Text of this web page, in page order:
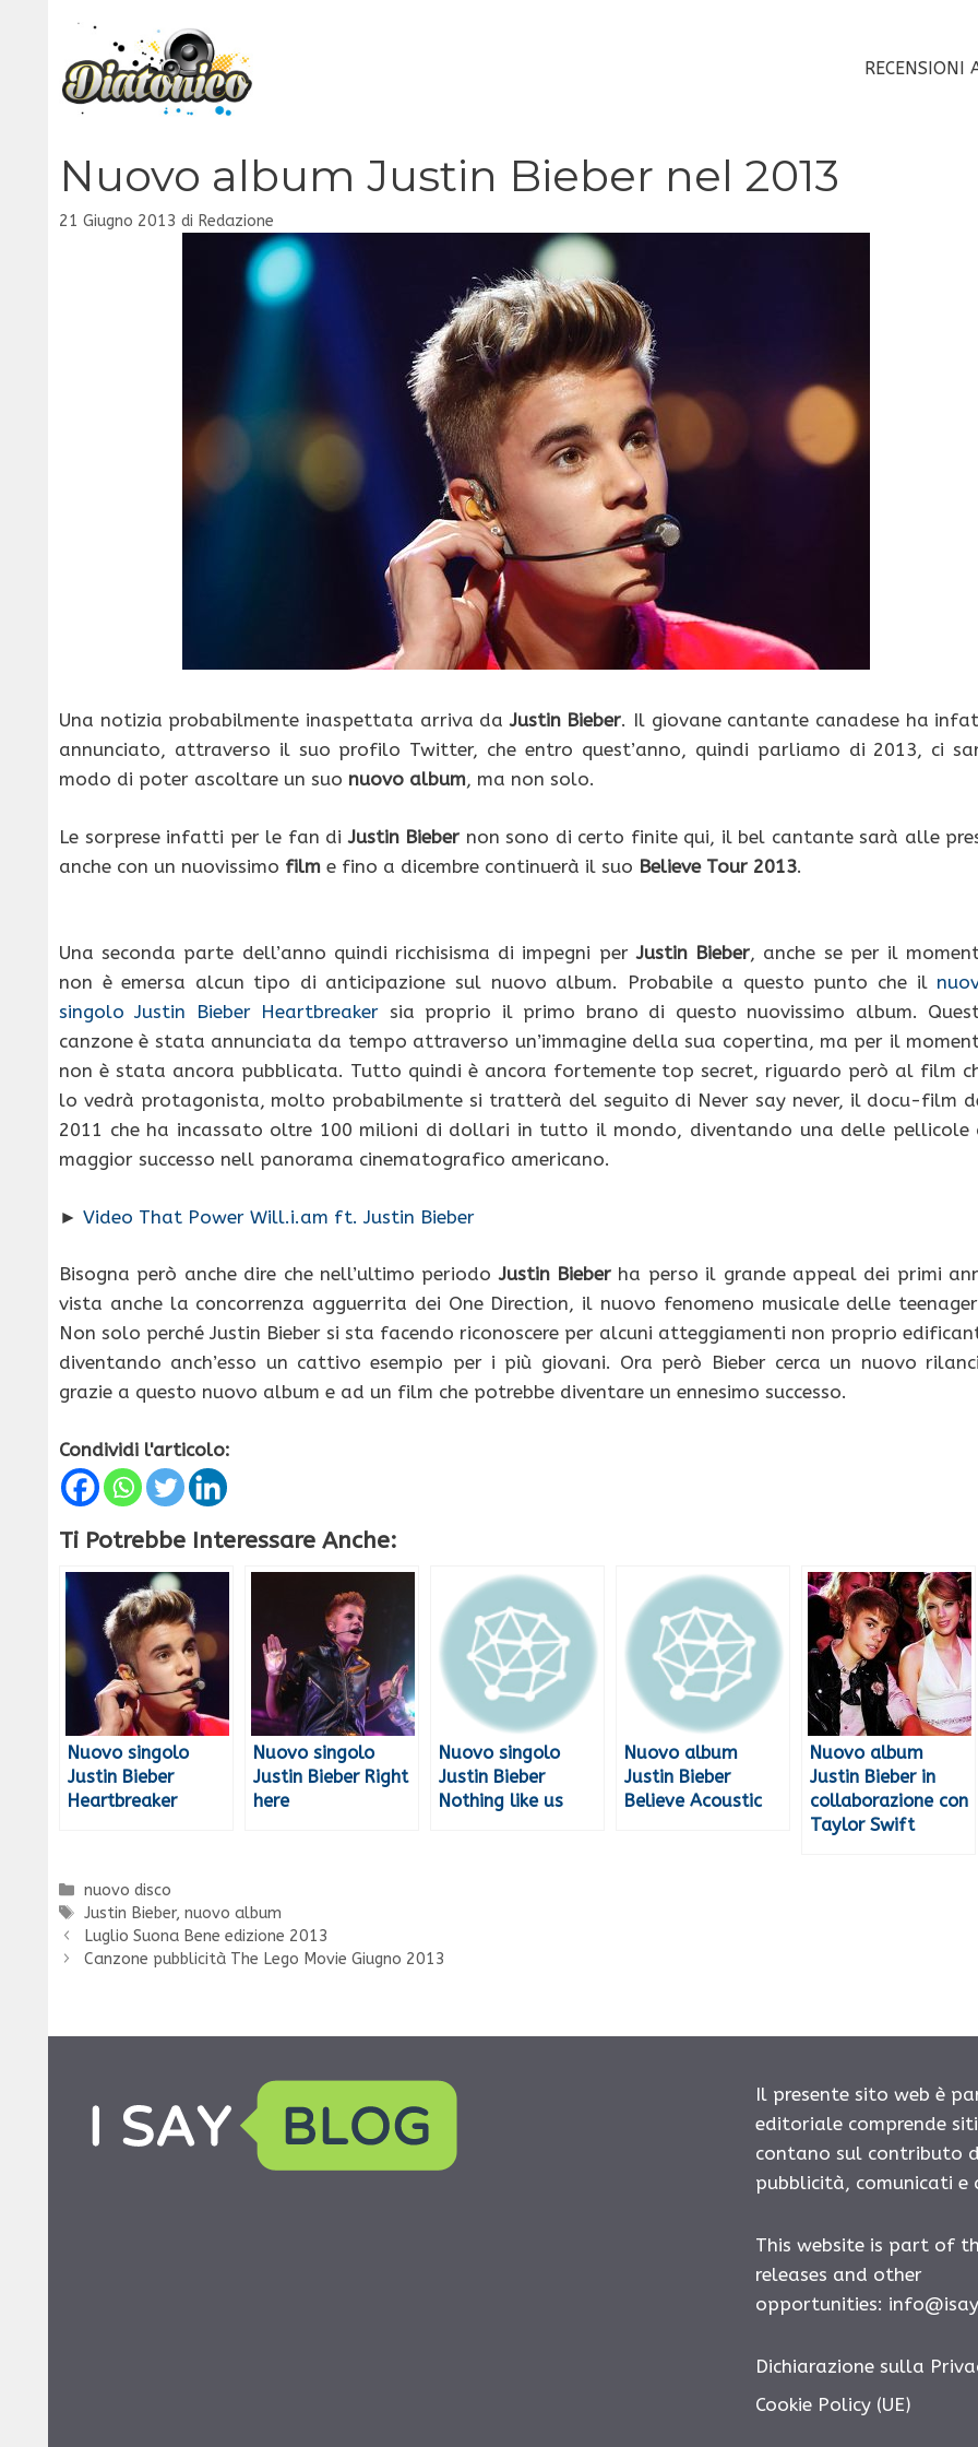
contenuto
RECENSIONI
Nuovo album Justin Bieber nel 2013
21 Giugno 2013 di Redazione
Una notizia probabilmente inaspettata arriva daJustin Bieber. Il giovane cantante canadese ha
annunciato, attraverso il suo profilo Twitter, che entro quest’anno, quindi parliamo di 2013, ci
modo di poter ascoltare un suo nuovo album, ma non solo.
Le sorprese infatti per le fan diJustin Bieber non sono di certo finite qui, il bel cantante sarà alle
anche con un nuovissimo film e fino a dicembre continuerà il suo Believe Tour 2013.
Una seconda parte dell’anno quindi ricchisisma di impegni perJustin Bieber, anche se per il
non è emersa alcun tipo di anticipazione sul nuovo album. Probabile a questo punto che il
singolo Justin Bieber Heartbreaker sia proprio il primo brano di questo nuovissimo album.
canzone è stata annunciata da tempo attraverso un’immagine della sua copertina, ma per il
non è stata ancora pubblicata. Tutto quindi è ancora fortemente top secret, riguardo però al film
lo vedrà protagonista, molto probabilmente si tratterà del seguito di Never say never, il docu-film
2011 che ha incassato oltre 100 milioni di dollari in tutto il mondo, diventando una delle pellicole
maggior successo nell panorama cinematografico americano.
► Video That Power Will.i.am ft. Justin Bieber
Bisogna però anche dire che nell’ultimo periodoJustin Bieber ha perso il grande appeal dei primi
vista anche la concorrenza agguerrita dei One Direction, il nuovo fenomeno musicale delle
Non solo perché Justin Bieber si sta facendo riconoscere per alcuni atteggiamenti non proprio
diventando anch’esso un cattivo esempio per i più giovani. Ora però Bieber cerca un nuovo
grazie a questo nuovo album e ad un film che potrebbe diventare un ennesimo successo.
Condividi l'articolo:
Ti Potrebbe Interessare Anche:
Nuovo singolo
Justin Bieber
Heartbreaker
Nuovo singolo
Justin Bieber Right
here
Nuovo singolo
Justin Bieber
Nothing like us
Nuovo album
Justin Bieber
Believe Acoustic
Nuovo album
Justin Bieber in
collaborazione con
Taylor Swift
Categorie
nuovo disco
Tag
Justin Bieber,nuovo album
Luglio Suona Bene edizione 2013
Canzone pubblicità The Lego Movie Giugno 2013
Il presente sito web è
editoriale comprende
contano sul contributo
pubblicità, comunicati e
This website is part of
releases and other
opportunities:
Dichiarazione sulla
Cookie Policy (UE)